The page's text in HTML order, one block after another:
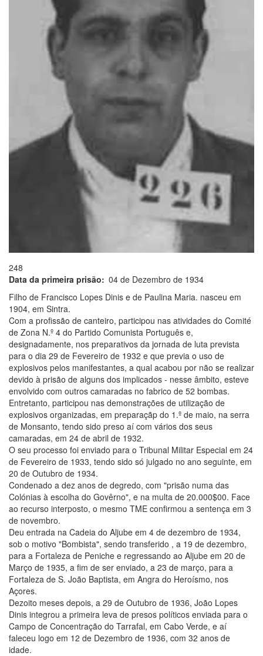
248
Data da primeira prisão
04 de Dezembro de 1934
Filho de Francisco Lopes Dinis e de Paulina Maria. nasceu em
1904, em Sintra.
Com a profissão de canteiro, participou nas atividades do Comité
de Zona N.º 4 do Partido Comunista Português e,
designadamente, nos preparativos da jornada de luta prevista
para o dia 29 de Fevereiro de 1932 e que previa o uso de
explosivos pelos manifestantes, a qual acabou por não se realizar
devido à prisão de alguns dos implicados - nesse âmbito, esteve
envolvido com outros camaradas no fabrico de 52 bombas.
Entretanto, participou nas demonstrações de utilização de
explosivos organizadas, em preparaçãp do 1.º de maio, na serra
de Monsanto, tendo sido preso aí com vários dos seus
camaradas, em 24 de abril de 1932.
O seu processo foi enviado para o Tribunal Militar Especial em 24
de Fevereiro de 1933, tendo sido só julgado no ano seguinte, em
20 de Outubro de 1934.
Condenado a dez anos de degredo, com "prisão numa das
Colónias à escolha do Govêrno", e na multa de 20.000$00. Face
ao recurso interposto, o mesmo TME confirmou a sentença em 3
de novembro.
Deu entrada na Cadeia do Aljube em 4 de dezembro de 1934,
sob o motivo "Bombista", sendo transferido , a 19 de dezembro,
para a Fortaleza de Peniche e regressando ao Aljube em 20 de
Março de 1935, a fim de ser enviado, a 23 de março, para a
Fortaleza de S. João Baptista, em Angra do Heroísmo, nos
Açores.
Dezoito meses depois, a 29 de Outubro de 1936, João Lopes
Dinis integrou a primeira leva de presos políticos enviada para o
Campo de Concentração do Tarrafal, em Cabo Verde, e aí
faleceu logo em 12 de Dezembro de 1936, com 32 anos de
idade.